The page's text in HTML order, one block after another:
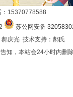
：15370778588
苏公网安备
庆光 技术支持： 郝氏
知，本站会24小时内删除